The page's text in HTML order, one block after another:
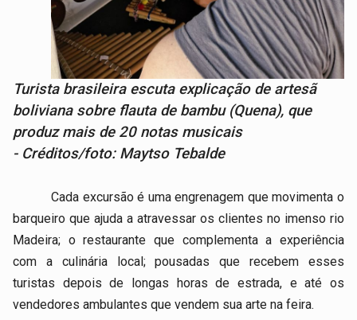
Turista brasileira escuta explicação de artesã
boliviana sobre flauta de bambu (Quena), que
produz mais de 20 notas musicais
- Créditos/foto: Maytso Tebalde
Cada excursão é uma engrenagem que movimenta o
barqueiro que ajuda a atravessar os clientes no imenso rio
Madeira; o restaurante que complementa a experiência
com a culinária local; pousadas que recebem esses
turistas depois de longas horas de estrada, e até os
vendedores ambulantes que vendem sua arte na feira.